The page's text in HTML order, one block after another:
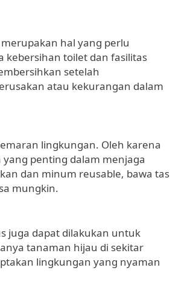
hal yang perlu
kebersihan toilet dan fasilitas
setelah
atau kekurangan dalam
lingkungan. Oleh karena
penting dalam menjaga
dan minum reusable, bawa tas
mungkin.
juga dapat dilakukan untuk
tanaman hijau di sekitar
lingkungan yang nyaman